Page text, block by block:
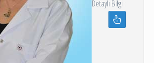
Detaylı Bilgi :